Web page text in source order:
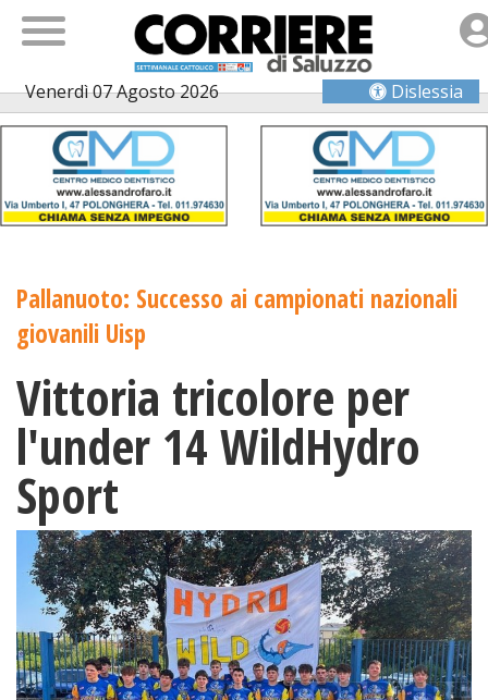
Venerdì 07 Agosto 2026 Dislessia
Pallanuoto: Successo ai campionati nazionali
giovanili Uisp
Vittoria tricolore per
l'under 14 WildHydro
Sport